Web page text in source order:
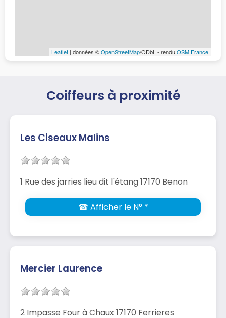
Leaflet | données ©OpenStreetMap/ODbL - renduOSM France
Coiffeurs à proximité
Les Ciseaux Malins
1 Rue des jarries lieu dit l'étang 17170 Benon
☎ Afficher le N° *
Mercier Laurence
2 Impasse Four à Chaux 17170 Ferrieres